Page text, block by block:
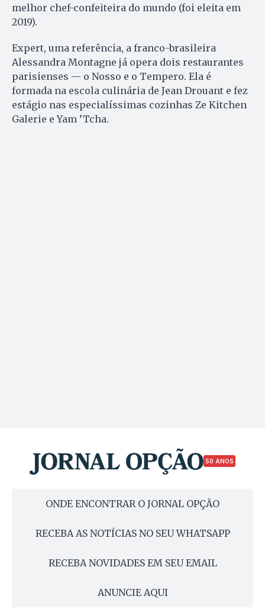
melhor chef-confeiteira do mundo (foi eleita em
2019).
Expert, uma referência, a franco-brasileira
Alessandra Montagne já opera dois restaurantes
parisienses — o Nosso e o Tempero. Ela é
formada na escola culinária de Jean Drouant e fez
estágio nas especialíssimas cozinhas Ze Kitchen
Galerie e Yam ’Tcha.
50 ANOS
ONDE ENCONTRAR O JORNAL OPÇÃO
RECEBA AS NOTÍCIAS NO SEU WHATSAPP
RECEBA NOVIDADES EM SEU EMAIL
ANUNCIE AQUI